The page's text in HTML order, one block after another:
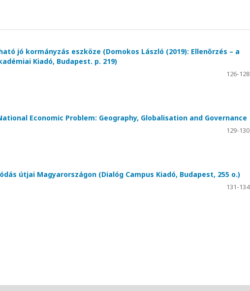
jó kormányzás eszköze (Domokos László (2019): Ellenőrzés – a
Kiadó, Budapest. p. 219)
126-128
Economic Problem: Geography, Globalisation and Governance
129-130
útjai Magyarországon (Dialóg Campus Kiadó, Budapest, 255 o.)
131-134